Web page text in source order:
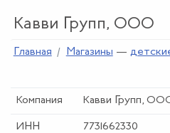
Кавви Групп, ООО
Главная Магазины —
Компания Кавви Групп,
ИНН 7731662330